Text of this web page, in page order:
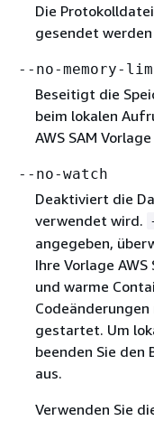
Die
gesendet werden
--no-memory-
Beseitigt die
beim lokalen
AWS SAM
--no-watch
Deaktiviert die
verwendet wird.
angegeben,
Ihre Vorlage
und warme
gestartet. Um
beenden Sie den
aus.
Verwenden Sie